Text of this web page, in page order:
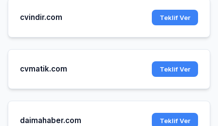
cvindir.com Teklif Ver
cvmatik.com Teklif Ver
daimahaber.com Teklif Ver